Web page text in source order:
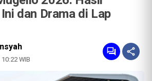
dan Drama di Lap
WIB